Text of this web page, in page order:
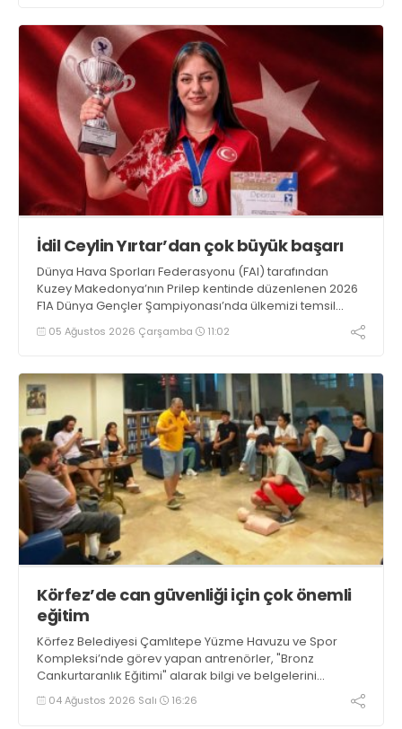
İdil Ceylin Yırtar’dan çok büyük başarı
Dünya Hava Sporları Federasyonu (FAI) tarafından
Kuzey Makedonya’nın Prilep kentinde düzenlenen 2026
F1A Dünya Gençler Şampiyonası’nda ülkemizi temsil
eden millî sporcumuz İdil Ceylin YIRTAR, büyük bir
başarıya imza atarak Dünya ikincisi oldu.
05 Ağustos 2026 Çarşamba 11:02
Körfez’de can güvenliği için çok önemli
eğitim
Körfez Belediyesi Çamlıtepe Yüzme Havuzu ve Spor
Kompleksi’nde görev yapan antrenörler, "Bronz
Cankurtaranlık Eğitimi" alarak bilgi ve belgelerini
tazelediler.
04 Ağustos 2026 Salı 16:26